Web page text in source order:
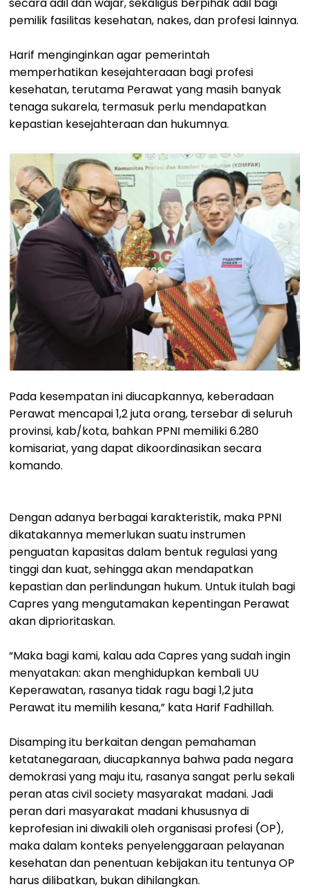
pemilik fasilitas kesehatan, nakes, dan profesi lainnya.
Harif menginginkan agar pemerintah
memperhatikan kesejahteraaan bagi profesi
kesehatan, terutama Perawat yang masih banyak
tenaga sukarela, termasuk perlu mendapatkan
kepastian kesejahteraan dan hukumnya.
Pada kesempatan ini diucapkannya, keberadaan
Perawat mencapai 1,2 juta orang, tersebar di seluruh
provinsi, kab/kota, bahkan PPNI memiliki 6.280
komisariat, yang dapat dikoordinasikan secara
komando.
Dengan adanya berbagai karakteristik, maka PPNI
dikatakannya memerlukan suatu instrumen
penguatan kapasitas dalam bentuk regulasi yang
tinggi dan kuat, sehingga akan mendapatkan
kepastian dan perlindungan hukum. Untuk itulah bagi
Capres yang mengutamakan kepentingan Perawat
akan diprioritaskan.
“Maka bagi kami, kalau ada Capres yang sudah ingin
menyatakan: akan menghidupkan kembali UU
Keperawatan, rasanya tidak ragu bagi 1,2 juta
Perawat itu memilih kesana,” kata Harif Fadhillah.
Disamping itu berkaitan dengan pemahaman
ketatanegaraan, diucapkannya bahwa pada negara
demokrasi yang maju itu, rasanya sangat perlu sekali
peran atas civil society masyarakat madani. Jadi
peran dari masyarakat madani khususnya di
keprofesian ini diwakili oleh organisasi profesi (OP),
maka dalam konteks penyelenggaraan pelayanan
kesehatan dan penentuan kebijakan itu tentunya OP
harus dilibatkan, bukan dihilangkan.